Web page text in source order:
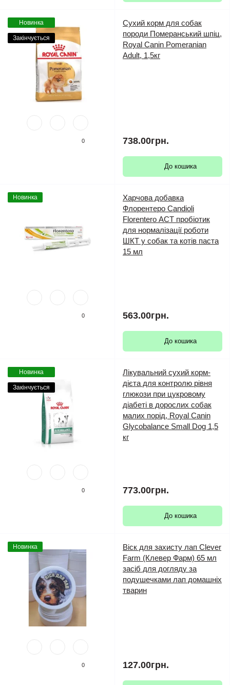
Новинка
Закінчується
0
Сухий корм для собак
породи Померанський шпіц,
Royal Canin Pomeranian
Adult, 1,5кг
738.00грн.
До кошика
Новинка
0
Харчова добавка
Флорентеро Candioli
Florentero АСТ пробіотик
для нормалізації роботи
ШКТ у собак та котів паста
15 мл
563.00грн.
До кошика
Новинка
Закінчується
0
Лікувальний сухий корм-
дієта для контролю рівня
глюкози при цукровому
діабеті в дорослих собак
малих порід, Royal Canin
Glycobalance Small Dog 1,5
кг
773.00грн.
До кошика
Новинка
0
Віск для захисту лап Clever
Farm (Клевер Фарм) 65 мл
засіб для догляду за
подушечками лап домашніх
тварин
127.00грн.